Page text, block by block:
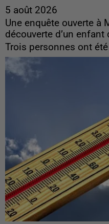
5 août 2026
Une enquête ouverte à
découverte d’un enfant
Trois personnes ont